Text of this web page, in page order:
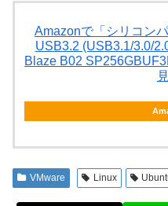
Amazonで「シリコン
USB3.2 (USB3.1/3.0/
Blaze B02
VMware Linux